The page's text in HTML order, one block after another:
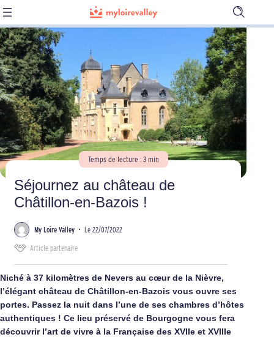
Ouvrir
la
barre
de
Temps de lecture : 3 min
Séjournez au château de
Châtillon-en-Bazois !
My Loire Valley • Le 22/07/2022
Article partenaire
Niché à 37 kilomètres de Nevers au cœur de la Nièvre,
l’élégant château de Châtillon-en-Bazois vous ouvre ses
portes. Passez la nuit dans l’une de ses chambres d’hôtes
authentiques ! Ce lieu préservé de Bourgogne vous fera
découvrir l’art de vivre à la Française des XVIIe et XVIIIe